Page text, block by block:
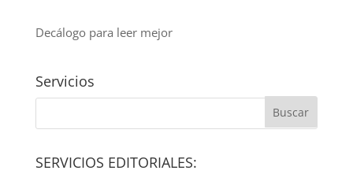
Decálogo para leer mejor
Servicios
SERVICIOS EDITORIALES: